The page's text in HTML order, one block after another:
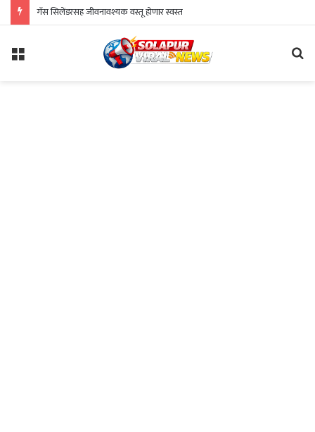
गॅस सिलेंडरसह जीवनावश्यक वस्तू होणार स्वस्त
Menu